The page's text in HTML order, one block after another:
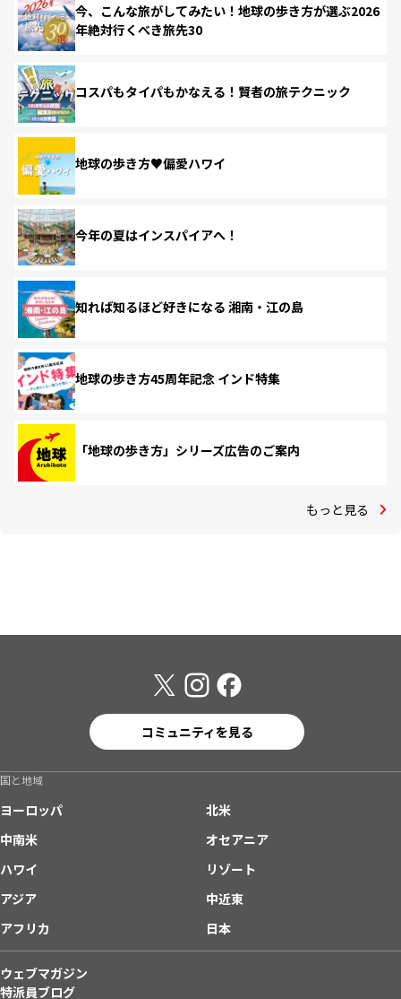
今、こんな旅がしてみたい！地球の歩き方が選ぶ2026
年絶対行くべき旅先30
コスパもタイパもかなえる！賢者の旅テクニック
地球の歩き方♥偏愛ハワイ
今年の夏はインスパイアへ！
知れば知るほど好きになる 湘南・江の島
地球の歩き方45周年記念 インド特集
「地球の歩き方」シリーズ広告のご案内
もっと見る
コミュニティを見る
国と地域
ヨーロッパ
北米
中南米
オセアニア
ハワイ
リゾート
アジア
中近東
アフリカ
日本
ウェブマガジン
特派員ブログ